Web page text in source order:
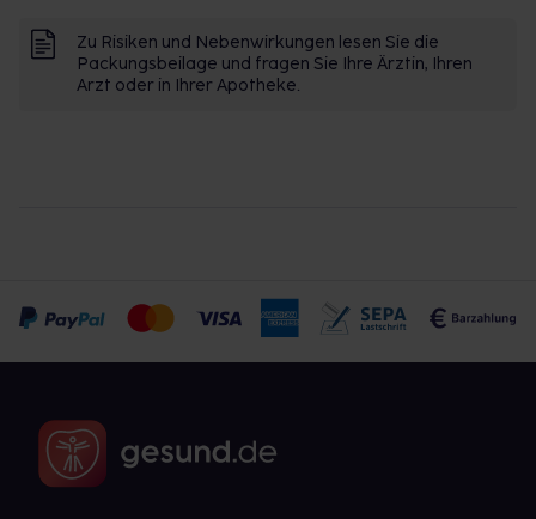
Zu Risiken und Nebenwirkungen lesen Sie die
Packungsbeilage und fragen Sie Ihre Ärztin, Ihren
Arzt oder in Ihrer Apotheke.